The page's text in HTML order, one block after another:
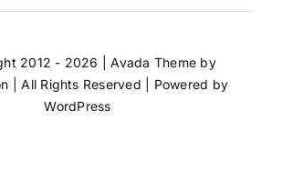
2012 - 2026 | Avada Theme by
| All Rights Reserved | Powered by
WordPress